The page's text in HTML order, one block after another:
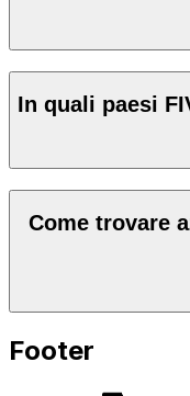
In quali paesi
Come trovare
Footer